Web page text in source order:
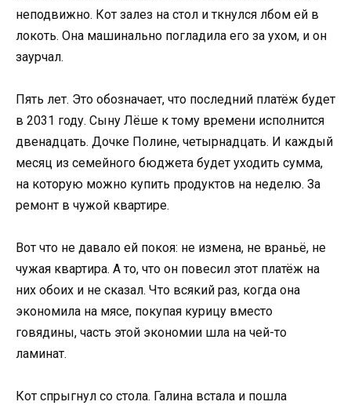
неподвижно. Кот залез на стол и ткнулся лбом ей в
локоть. Она машинально погладила его за ухом, и он
заурчал.
Пять лет. Это обозначает, что последний платёж будет
в 2031 году. Сыну Лёше к тому времени исполнится
двенадцать. Дочке Полине, четырнадцать. И каждый
месяц из семейного бюджета будет уходить сумма,
на которую можно купить продуктов на неделю. За
ремонт в чужой квартире.
Вот что не давало ей покоя: не измена, не враньё, не
чужая квартира. А то, что он повесил этот платёж на
них обоих и не сказал. Что всякий раз, когда она
экономила на мясе, покупая курицу вместо
говядины, часть этой экономии шла на чей-то
ламинат.
Кот спрыгнул со стола. Галина встала и пошла